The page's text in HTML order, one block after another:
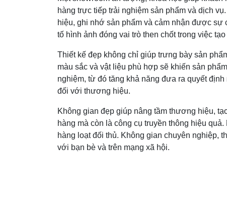
hàng trực tiếp trải nghiệm sản phẩm và dịch
hiệu, ghi nhớ sản phẩm và cảm nhận được sự
tố hình ảnh đóng vai trò then chốt trong việc
Thiết kế đẹp không chỉ giúp trưng bày sản
màu sắc và vật liệu phù hợp sẽ khiến sản
nghiệm, từ đó tăng khả năng đưa ra quyết
đối với thương hiệu.
Không gian đẹp giúp nâng tầm thương hiệu,
hàng mà còn là công cụ truyền thông hiệu
hàng loạt đối thủ. Không gian chuyên nghiệp,
với bạn bè và trên mạng xã hội.